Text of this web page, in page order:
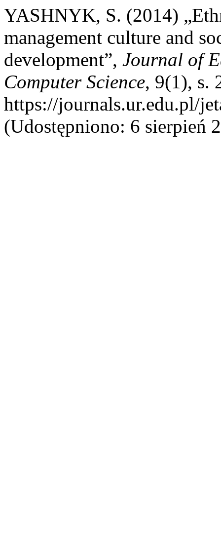
YASHNYK, S. (2014)
management culture and
development”, Journal of
Computer Science, 9(1), s.
https://journals.ur.edu.pl/
(Udostępniono: 6 sierpień